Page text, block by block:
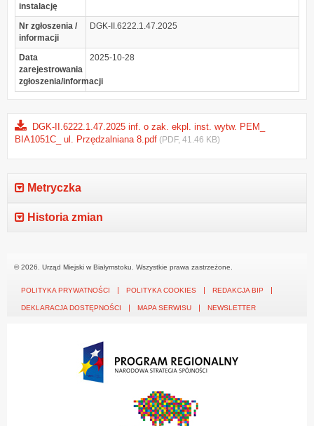
instalację
Nr zgłoszenia /
informacji
DGK-II.6222.1.47.2025
Data
zarejestrowania
zgłoszenia/informacji
2025-10-28
DGK-II.6222.1.47.2025 inf. o zak. ekpl. inst. wytw. PEM_
BIA1051C_ ul. Przędzalniana 8.pdf (PDF, 41.46 KB)
Metryczka
Historia zmian
© 2026. Urząd Miejski w Białymstoku. Wszystkie prawa zastrzeżone.
POLITYKA PRYWATNOŚCI POLITYKA COOKIES REDAKCJA BIP
DEKLARACJA DOSTĘPNOŚCI MAPA SERWISU NEWSLETTER